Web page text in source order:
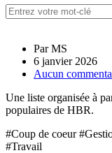
Par MS
6 janvier 2026
Aucun
Une liste organisée à
populaires de HBR.
#Coup de coeur
#Travail